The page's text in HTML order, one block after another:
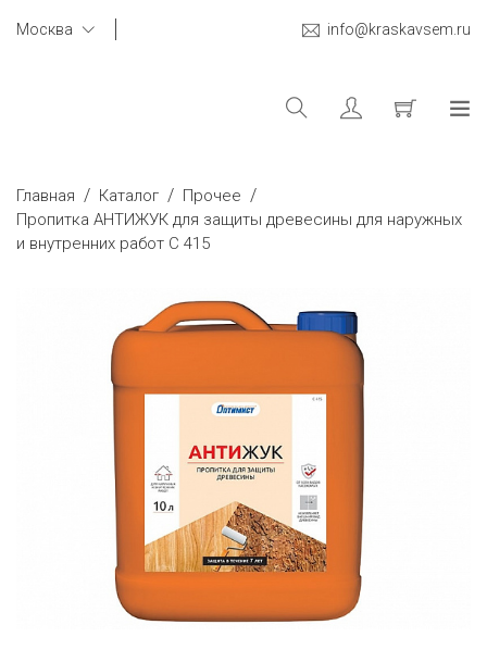
Москва info@kraskavsem.ru
Главная / Каталог / Прочее /
Пропитка АНТИЖУК для защиты древесины для наружных
и внутренних работ C 415